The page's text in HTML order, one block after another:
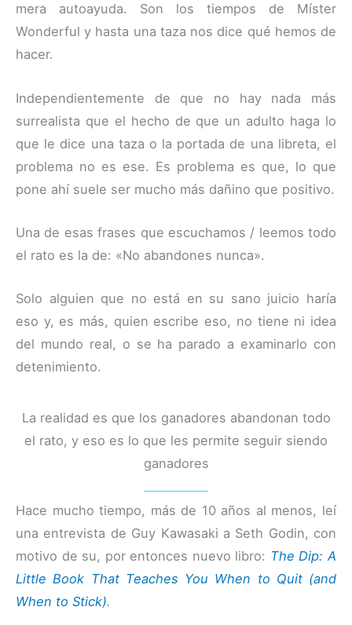
mera autoayuda. Son los tiempos de Míster
Wonderful y hasta una taza nos dice qué hemos de
hacer.
Independientemente de que no hay nada más
surrealista que el hecho de que un adulto haga lo
que le dice una taza o la portada de una libreta, el
problema no es ese. Es problema es que, lo que
pone ahí suele ser mucho más dañino que positivo.
Una de esas frases que escuchamos / leemos todo
el rato es la de: «No abandones nunca».
Solo alguien que no está en su sano juicio haría
eso y, es más, quien escribe eso, no tiene ni idea
del mundo real, o se ha parado a examinarlo con
detenimiento.
La realidad es que los ganadores abandonan todo
el rato, y eso es lo que les permite seguir siendo
ganadores
Hace mucho tiempo, más de 10 años al menos, leí
una entrevista de Guy Kawasaki a Seth Godin, con
motivo de su, por entonces nuevo libro: The Dip: A
Little Book That Teaches You When to Quit (and
When to Stick).